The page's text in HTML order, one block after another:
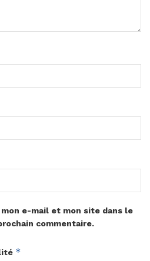
e-mail et mon site dans le
commentaire.
*